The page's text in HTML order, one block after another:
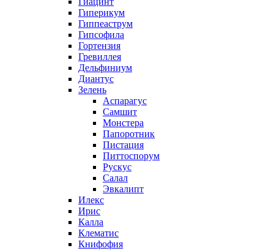
Гиперикум
Гиппеаструм
Гипсофила
Гортензия
Гревиллея
Дельфиниум
Диантус
Зелень
Аспарагус
Самшит
Монстера
Папоротник
Пистация
Питтоспорум
Рускус
Салал
Эвкалипт
Илекс
Ирис
Калла
Клематис
Книфофия